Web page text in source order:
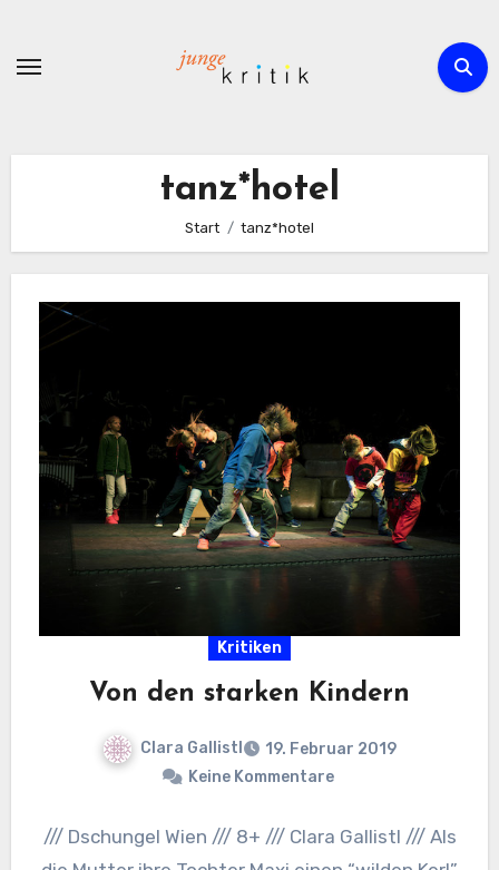
springen
tanz*hotel
Start tanz*hotel
Kritiken
Von den starken Kindern
Clara Gallistl
19. Februar 2019
Keine Kommentare
/// Dschungel Wien /// 8+ /// Clara Gallistl /// Als